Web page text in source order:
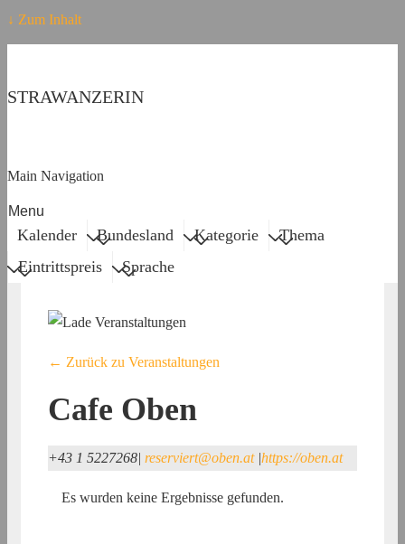
↓ Zum Inhalt
STRAWANZERIN
Main Navigation
Menu
Kalender Bundesland Kategorie
Thema
Eintrittspreis
Sprache
← Zurück zu Veranstaltungen
Cafe Oben
+43 1 5227268| reserviert@oben.at |https://oben.at
Es wurden keine Ergebnisse gefunden.